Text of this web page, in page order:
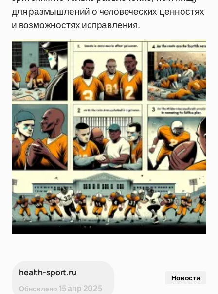
для размышлений о человеческих ценностях
и возможностях исправления.
health-sport.ru
Обновлено 15 апр 2025
Новости